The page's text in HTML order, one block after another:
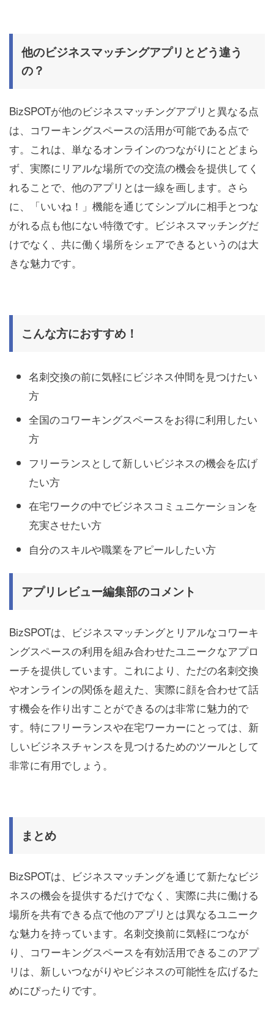
他のビジネスマッチングアプリとどう違う
の？
BizSPOTが他のビジネスマッチングアプリと異なる点
は、コワーキングスペースの活用が可能である点で
す。これは、単なるオンラインのつながりにとどまら
ず、実際にリアルな場所での交流の機会を提供してく
れることで、他のアプリとは一線を画します。さら
に、「いいね！」機能を通じてシンプルに相手とつな
がれる点も他にない特徴です。ビジネスマッチングだ
けでなく、共に働く場所をシェアできるというのは大
きな魅力です。
こんな方におすすめ！
名刺交換の前に気軽にビジネス仲間を見つけたい
方
全国のコワーキングスペースをお得に利用したい
方
フリーランスとして新しいビジネスの機会を広げ
たい方
在宅ワークの中でビジネスコミュニケーションを
充実させたい方
自分のスキルや職業をアピールしたい方
アプリレビュー編集部のコメント
BizSPOTは、ビジネスマッチングとリアルなコワーキ
ングスペースの利用を組み合わせたユニークなアプロ
ーチを提供しています。これにより、ただの名刺交換
やオンラインの関係を超えた、実際に顔を合わせて話
す機会を作り出すことができるのは非常に魅力的で
す。特にフリーランスや在宅ワーカーにとっては、新
しいビジネスチャンスを見つけるためのツールとして
非常に有用でしょう。
まとめ
BizSPOTは、ビジネスマッチングを通じて新たなビジ
ネスの機会を提供するだけでなく、実際に共に働ける
場所を共有できる点で他のアプリとは異なるユニーク
な魅力を持っています。名刺交換前に気軽につなが
り、コワーキングスペースを有効活用できるこのアプ
リは、新しいつながりやビジネスの可能性を広げるた
めにぴったりです。